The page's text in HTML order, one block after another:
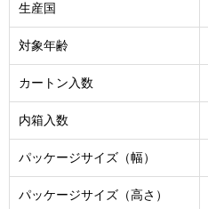
生産国
対象年齢
カートン入数
内箱入数
パッケージサイズ（幅）
パッケージサイズ（高さ）